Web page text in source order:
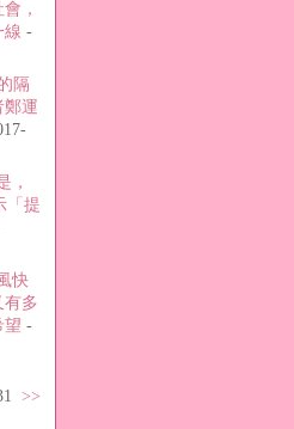
，
線 -
隔
鄭運
，
「提
快
有多
望 -
>>